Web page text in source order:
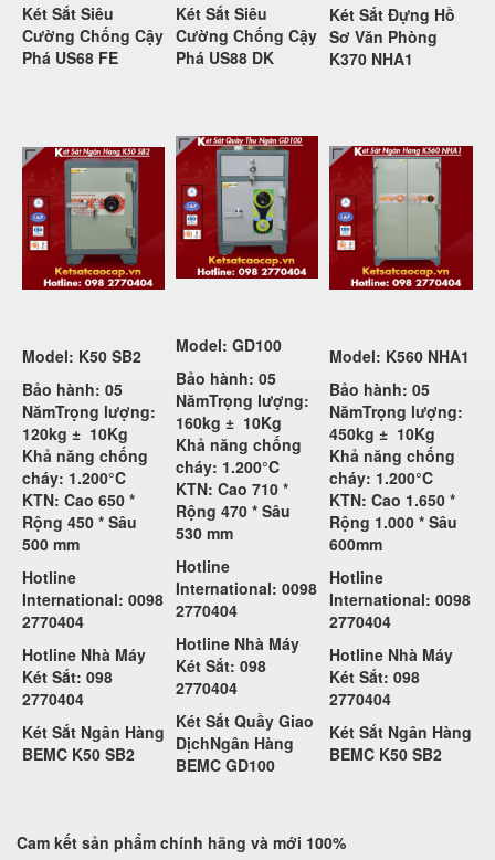
Két Sắt Siêu
Cường Chống Cậy
Phá US68 FE
Két Sắt Siêu
Cường Chống Cậy
Phá US88 DK
Két Sắt Đựng Hồ
Sơ Văn Phòng
K370 NHA1
Model: K50 SB2
Bảo hành: 05
NămTrọng lượng:
120kg ± 10Kg
Khả năng chống
cháy: 1.200°C
KTN: Cao 650 *
Rộng 450 * Sâu
500 mm
Hotline
International: 0098
2770404
Hotline Nhà Máy
Két Sắt: 098
2770404
Két Sắt Ngân Hàng
BEMC K50 SB2
Model: GD100
Bảo hành: 05
NămTrọng lượng:
160kg ± 10Kg
Khả năng chống
cháy: 1.200°C
KTN: Cao 710 *
Rộng 470 * Sâu
530 mm
Hotline
International: 0098
2770404
Hotline Nhà Máy
Két Sắt: 098
2770404
Két Sắt Quầy Giao
DịchNgân Hàng
BEMC GD100
Model: K560 NHA1
Bảo hành: 05
NămTrọng lượng:
450kg ± 10Kg
Khả năng chống
cháy: 1.200°C
KTN: Cao 1.650 *
Rộng 1.000 * Sâu
600mm
Hotline
International: 0098
2770404
Hotline Nhà Máy
Két Sắt: 098
2770404
Két Sắt Ngân Hàng
BEMC K50 SB2
Cam kết sản phẩm chính hãng và mới 100%